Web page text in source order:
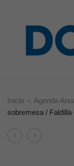
Inicio Agenda
sobremesa /
Product
Dohe
Dohe